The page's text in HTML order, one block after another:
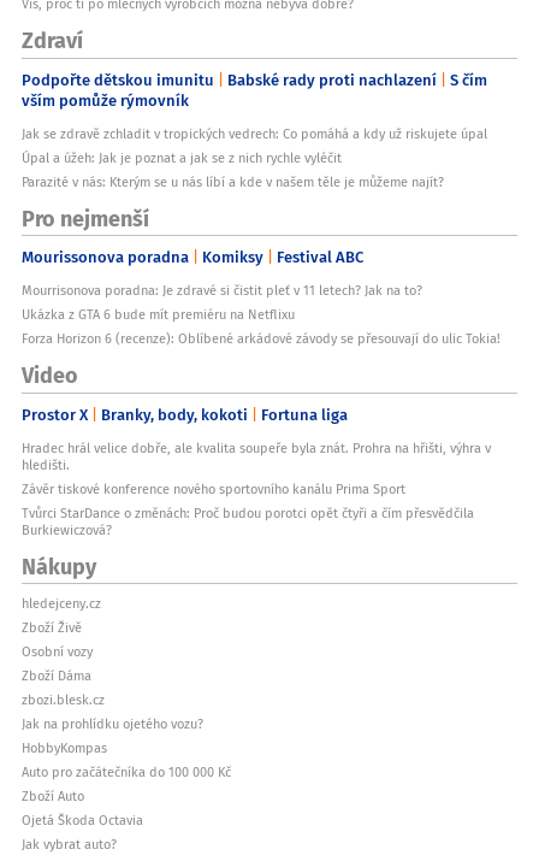
Víš, proč ti po mléčných výrobcích možná nebývá dobře?
Zdraví
Podpořte dětskou imunitu Babské rady proti nachlazení S čím
vším pomůže rýmovník
Jak se zdravě zchladit v tropických vedrech: Co pomáhá a kdy už riskujete úpal
Úpal a úžeh: Jak je poznat a jak se z nich rychle vyléčit
Parazité v nás: Kterým se u nás líbí a kde v našem těle je můžeme najít?
Pro nejmenší
Mourissonova poradna Komiksy Festival ABC
Mourrisonova poradna: Je zdravé si čistit pleť v 11 letech? Jak na to?
Ukázka z GTA 6 bude mít premiéru na Netflixu
Forza Horizon 6 (recenze): Oblíbené arkádové závody se přesouvají do ulic Tokia!
Video
Prostor X Branky, body, kokoti Fortuna liga
Hradec hrál velice dobře, ale kvalita soupeře byla znát. Prohra na hřišti, výhra v
hledišti.
Závěr tiskové konference nového sportovního kanálu Prima Sport
Tvůrci StarDance o změnách: Proč budou porotci opět čtyři a čím přesvědčila
Burkiewiczová?
Nákupy
hledejceny.cz
Zboží Živě
Osobní vozy
Zboží Dáma
zbozi.blesk.cz
Jak na prohlídku ojetého vozu?
HobbyKompas
Auto pro začátečníka do 100 000 Kč
Zboží Auto
Ojetá Škoda Octavia
Jak vybrat auto?